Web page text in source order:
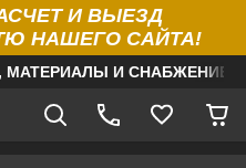
И ВЫЕЗД
НАШЕГО САЙТА!
МАТЕРИАЛЫ И